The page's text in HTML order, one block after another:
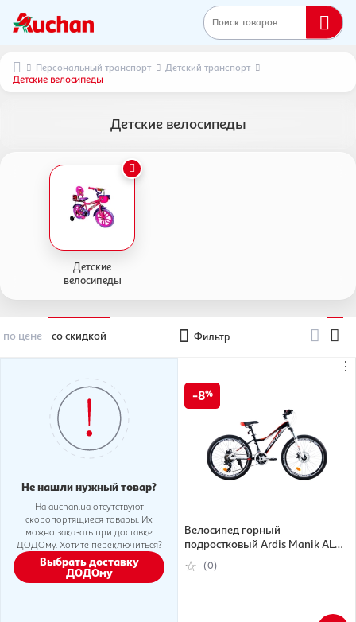
Поиск товаров...
Персональный транспорт
Детский транспорт
Детские велосипеды
Детские велосипеды
Детские
велосипеды
по цене со скидкой Фильтр
Не нашли нужный товар?
На auchan.ua отсутствуют
скоропортящиеся товары. Их
можно заказать при доставке
ДОДОму. Хотите переключиться?
Выбрать доставку
ДОДОму
⋮
8
Велосипед горный
подростковый Ardis Manik AL
24" рама-13", черно-красный
(0233-130-Ч)
(0)